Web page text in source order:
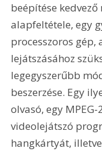
beépítése
alapfeltétele, egy
processzoros gép,
lejátszásához
legegyszerűbb
beszerzése. Egy
olvasó, egy
videolejátszó
hangkártyát,